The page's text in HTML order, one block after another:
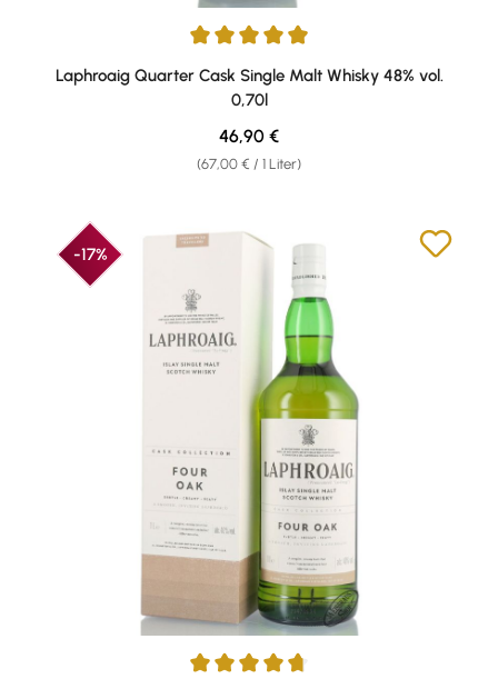
Durchschnittliche Bewertung von 4.9 von 5 Sternen
Laphroaig Quarter Cask Single Malt Whisky 48% vol.
0,70l
(67,00 € / 1 Liter)
Regulärer Preis:
46,90 €
-17%